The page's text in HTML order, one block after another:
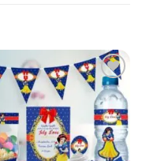
Añadir
a la
lista
de
deseos